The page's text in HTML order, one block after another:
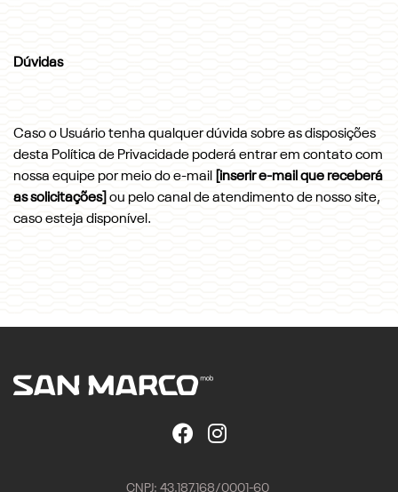
Dúvidas
Caso o Usuário tenha qualquer dúvida sobre as disposições
desta Política de Privacidade poderá entrar em contato com
nossa equipe por meio do e-mail
[inserir e-mail que receberá
as solicitações] ou pelo canal de atendimento de nosso site,
caso esteja disponível.
CNPJ: 43.187.168/0001-60